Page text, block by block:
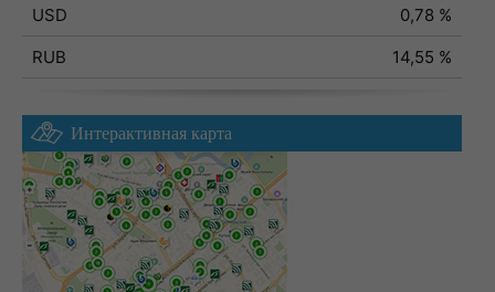
USD
0,78 %
RUB
14,55 %
Интерактивная карта